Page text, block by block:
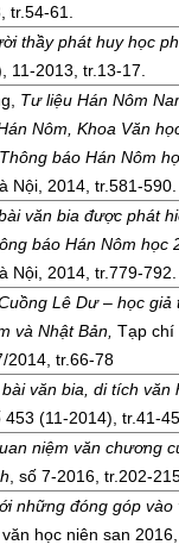
61.
thầy phát huy học
11-2013, tr.13-17.
Tư liệu Hán Nôm
Nôm, Khoa Văn
Thông báo Hán Nôm
Nội, 2014, tr.581-590.
văn bia được phát
báo Hán Nôm học
Nội, 2014, tr.779-792.
Lê Dư – học giả
và Nhật Bản, Tạp chí
2014, tr.66-78
văn bia, di tích văn
453 (11-2014), tr.41-
niệm văn chương
, số 7-2016, tr.202-
những đóng góp vào
văn học niên san